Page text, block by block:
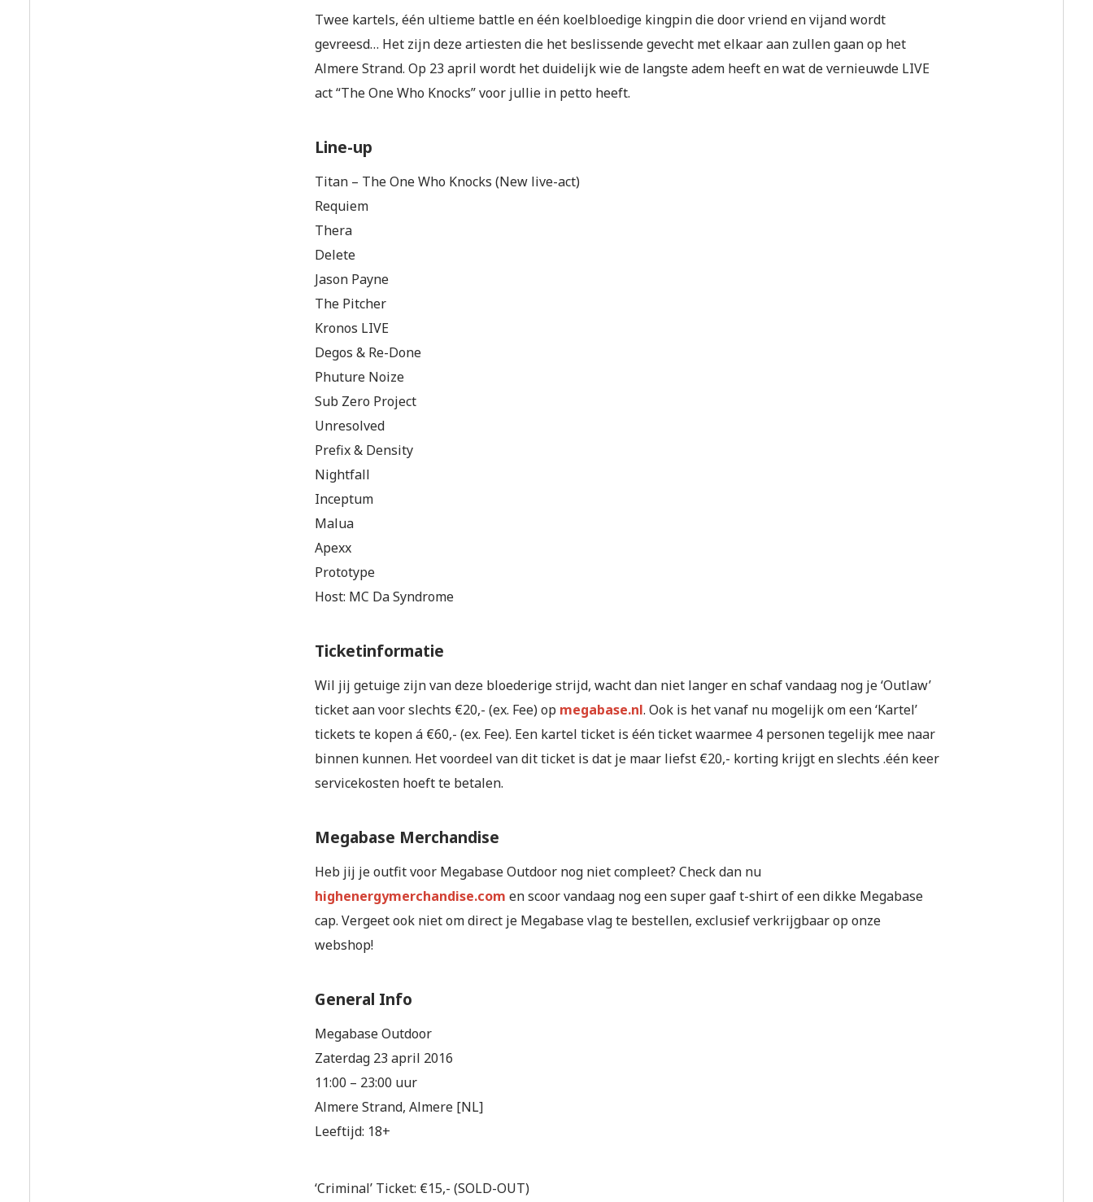
Twee kartels, één ultieme battle en één koelbloedige kingpin die door vriend en vijand wordt
gevreesd… Het zijn deze artiesten die het beslissende gevecht met elkaar aan zullen gaan op het
Almere Strand. Op 23 april wordt het duidelijk wie de langste adem heeft en wat de vernieuwde LIVE
act “The One Who Knocks” voor jullie in petto heeft.
Line-up
Titan – The One Who Knocks (New live-act)
Requiem
Thera
Delete
Jason Payne
The Pitcher
Kronos LIVE
Degos & Re-Done
Phuture Noize
Sub Zero Project
Unresolved
Prefix & Density
Nightfall
Inceptum
Malua
Apexx
Prototype
Host: MC Da Syndrome
Ticketinformatie
Wil jij getuige zijn van deze bloederige strijd, wacht dan niet langer en schaf vandaag nog je ‘Outlaw’
ticket aan voor slechts €20,- (ex. Fee) op megabase.nl. Ook is het vanaf nu mogelijk om een ‘Kartel’
tickets te kopen á €60,- (ex. Fee). Een kartel ticket is één ticket waarmee 4 personen tegelijk mee naar
binnen kunnen. Het voordeel van dit ticket is dat je maar liefst €20,- korting krijgt en slechts .één keer
servicekosten hoeft te betalen.
Megabase Merchandise
Heb jij je outfit voor Megabase Outdoor nog niet compleet? Check dan nu
highenergymerchandise.com en scoor vandaag nog een super gaaf t-shirt of een dikke Megabase
cap. Vergeet ook niet om direct je Megabase vlag te bestellen, exclusief verkrijgbaar op onze
webshop!
General Info
Megabase Outdoor
Zaterdag 23 april 2016
11:00 – 23:00 uur
Almere Strand, Almere [NL]
Leeftijd: 18+
‘Criminal’ Ticket: €15,- (SOLD-OUT)